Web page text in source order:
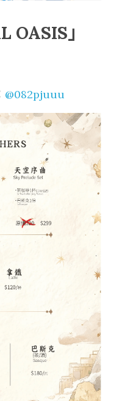
OASIS」
@082pjuuu